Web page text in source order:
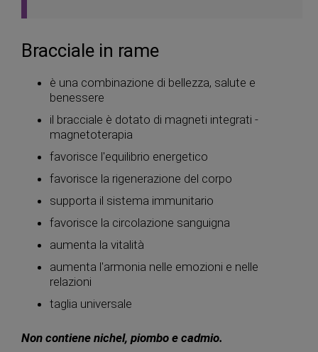
Bracciale in rame
è una combinazione di bellezza, salute e
benessere
il bracciale è dotato di magneti integrati -
magnetoterapia
favorisce l'equilibrio energetico
favorisce la rigenerazione del corpo
supporta il sistema immunitario
favorisce la circolazione sanguigna
aumenta la vitalità
aumenta l'armonia nelle emozioni e nelle
relazioni
taglia universale
Non contiene nichel, piombo e cadmio.